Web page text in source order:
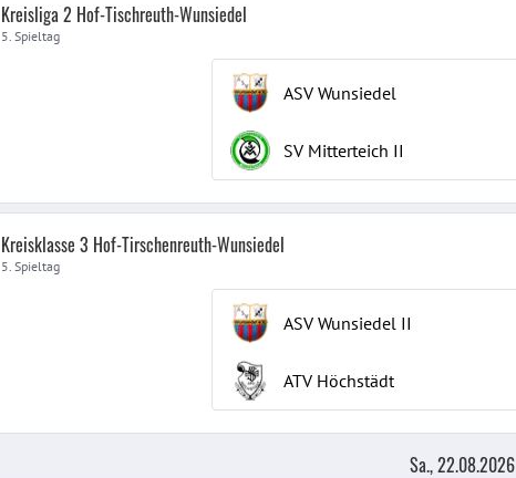
Kreisliga 2 Hof-Tischreuth-Wunsiedel
5. Spieltag
ASV Wunsiedel
SV Mitterteich II
Kreisklasse 3 Hof-Tirschenreuth-Wunsiedel
5. Spieltag
ASV Wunsiedel II
ATV Höchstädt
Sa., 22.08.2026